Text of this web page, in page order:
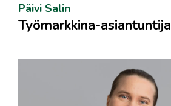
Päivi Salin
Työmarkkina-asiantuntija